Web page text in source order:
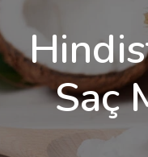
Saç